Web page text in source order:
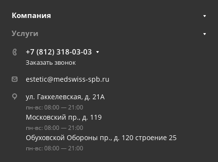
Компания
Услуги
+7 (812) 318-03-03
Заказать звонок
estetic@medswiss-spb.ru
ул. Гаккелевская, д. 21А
пн-вс: 08:00 — 21:00
Московский пр., д. 119
пн-вс: 08:00 — 21:00
Обуховской Обороны пр., д. 120 строение 25
пн-вс: 08:00 — 21:00